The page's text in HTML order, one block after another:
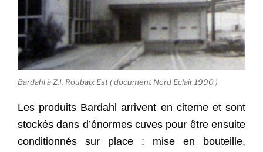
Bardahl à Z.I. Roubaix Est ( document Nord Eclair 1990 )
Les produits Bardahl arrivent en citerne et sont
stockés dans d’énormes cuves pour être ensuite
conditionnés sur place : mise en bouteille,